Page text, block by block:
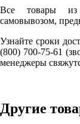
Все товары из
самовывозом,
Узнайте сроки
(800) 700-75-61
менеджеры
Другие